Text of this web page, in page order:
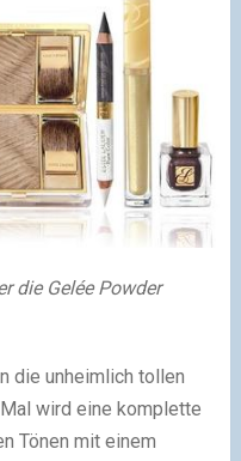
die Gelée Powder
die unheimlich tollen
wird eine komplette
Tönen mit einem